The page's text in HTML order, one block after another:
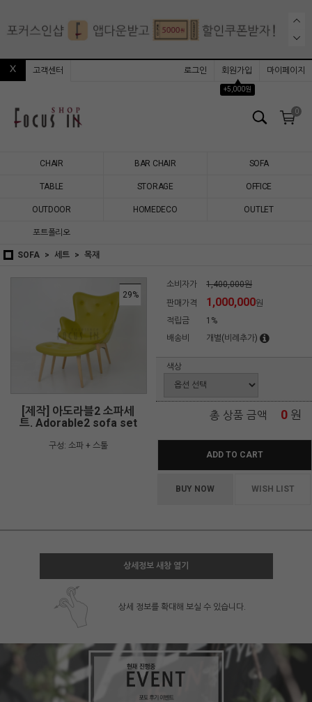
고객센터 로그인
회원가입
▲
+5,000원
마이페이지
0
CHAIR BAR CHAIR SOFA
TABLE STORAGE OFFICE
OUTDOOR HOMEDECO OUTLET
포트폴리오
SOFA 세트 목재
29%
[제작] 아도라블2 소파세
트. Adorable2 sofa set
구성: 소파 + 스툴
소비자가
1,400,000원
판매가격
1,000,000원
적립금
1%
배송비
개별(비례추가)
색상
총 상품 금액 0 원
ADD TO CART
BUY NOW WISH LIST
상세정보 새창 열기
상세 정보를 확대해 보실 수 있습니다.